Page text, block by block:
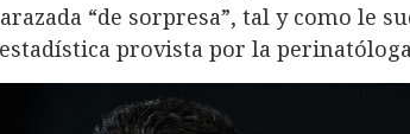
“de sorpresa”, tal y como le
provista por la